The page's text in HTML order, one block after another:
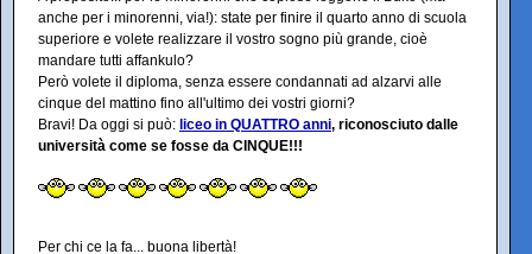
anche per i minorenni, via!): state per finire il quarto anno di scuola
superiore e volete realizzare il vostro sogno più grande, cioè
mandare tutti affankulo?
Però volete il diploma, senza essere condannati ad alzarvi alle
cinque del mattino fino all'ultimo dei vostri giorni?
Bravi! Da oggi si può: liceo in QUATTRO anni, riconosciuto dalle
università come se fosse da CINQUE!!!
Per chi ce la fa... buona libertà!